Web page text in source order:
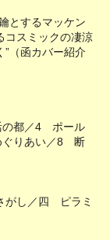
とするマッケン
スミックの凄涼
（函カバー紹介
都／4 ポール
りあい／8 断
し／四 ピラミ